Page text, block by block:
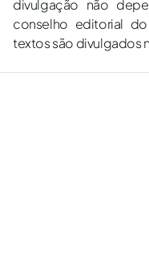
divulgação não
conselho editorial
textos são divulgados